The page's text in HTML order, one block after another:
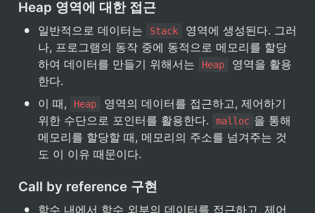
Heap 영역에 대한 접근
• 일반적으로 데이터는 Stack
영역에 생성된다. 그러
나, 프로그램의 동작 중에 동적으로 메모리를 할당
하여 데이터를 만들기 위해서는
Heap
영역을 활용
한다.
• 이 때, Heap
영역의 데이터를 접근하고, 제어하기
위한 수단으로 포인터를 활용한다.
malloc 을 통해
메모리를 할당할 때, 메모리의 주소를 넘겨주는 것
도 이 이유 때문이다.
Call by reference 구현
함수 내에서 함수 외부의 데이터를 접근하고, 제어